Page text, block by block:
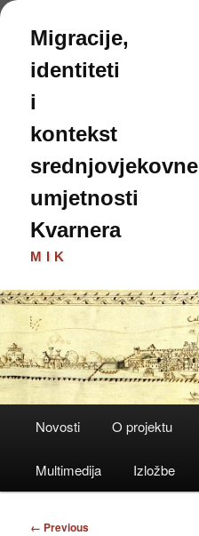
Skip
primary
content
Migracije,
identiteti
i
kontekst
srednjovjekovne
umjetnosti
Kvarnera
MIK
Novosti O projektu
Multimedija Izložbe
Image
← Previous